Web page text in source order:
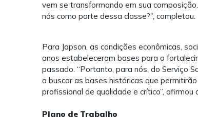
vem se transformando em sua
nós como parte dessa classe?”, completou.
Para Japson, as condições econômicas,
anos estabeleceram bases para o
passado. “Portanto, para nós, do Serviço
a buscar as bases históricas que
profissional de qualidade e crítico”, afirmou
Plano de Trabalho